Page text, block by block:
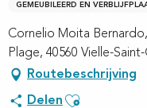
GEMEUBILEERD EN
Cornelio Moita
Plage, 40560 Vielle-
Routebeschrijving
Delen Ajouter aux